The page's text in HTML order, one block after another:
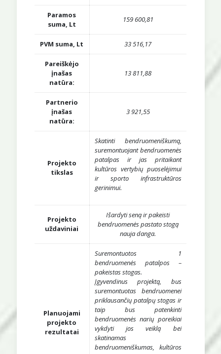
Paramos
suma, Lt
159 600,81
PVM suma, Lt 33 516,17
Pareiškėjo
įnašas
natūra:
13 811,88
Partnerio
įnašas
natūra:
3 921,55
Projekto
tikslas
Skatinti bendruomeniškumą,
suremontuojant bendruomenės
patalpas ir jas pritaikant
kultūros vertybių puoselėjimui
ir sporto infrastruktūros
gerinimui.
Projekto
uždaviniai
Išardyti seną ir pakeisti
bendruomenės pastato stogą
nauja danga.
Planuojami
projekto
rezultatai
Suremontuotos 1
bendruomenės patalpos –
pakeistas stogas.
Įgyvendinus projektą, bus
suremontuotas bendruomenei
priklausančių patalpų stogas ir
taip bus patenkinti
bendruomenės narių poreikiai
vykdyti jos veiklą bei
skatinamas
bendruomeniškumas, kultūros